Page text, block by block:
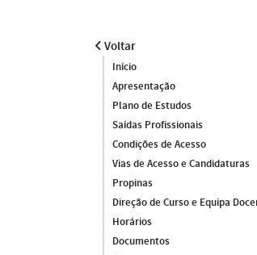
Voltar
Início
Apresentação
Plano de Estudos
Saídas Profissionais
Condições de Acesso
Vias de Acesso e Candidaturas
Propinas
Direção de Curso e Equipa
Horários
Documentos